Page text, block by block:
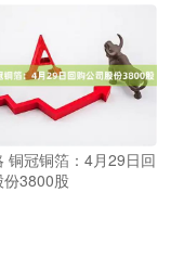
铜冠铜箔：4月29日回
份3800股